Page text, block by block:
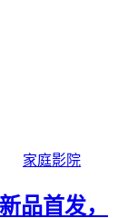
家庭影院
品首发，